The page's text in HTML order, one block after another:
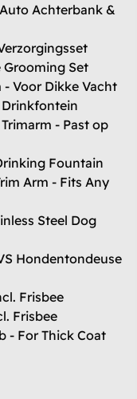
Achterbank &
Set
Voor Dikke Vacht
- Past op
Fountain
Arm - Fits Any
Steel Dog
Hondentondeuse
Frisbee
Frisbee
- For Thick Coat